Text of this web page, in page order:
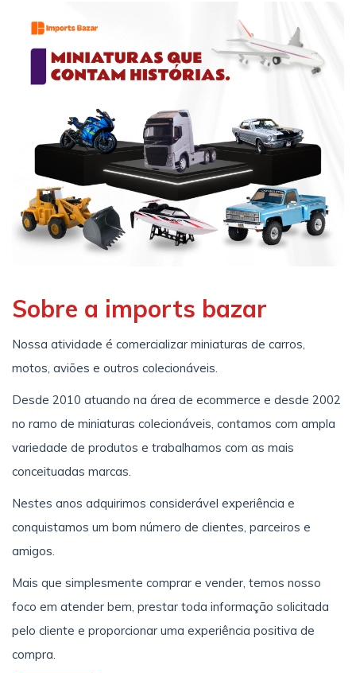
Sobre a imports bazar
Nossa atividade é comercializar miniaturas de carros,
motos, aviões e outros colecionáveis.
Desde 2010 atuando na área de ecommerce e desde 2002
no ramo de miniaturas colecionáveis, contamos com ampla
variedade de produtos e trabalhamos com as mais
conceituadas marcas.
Nestes anos adquirimos considerável experiência e
conquistamos um bom número de clientes, parceiros e
amigos.
Mais que simplesmente comprar e vender, temos nosso
foco em atender bem, prestar toda informação solicitada
pelo cliente e proporcionar uma experiência positiva de
compra.